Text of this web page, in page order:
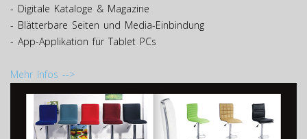
- Digitale Kataloge & Magazine
- Blätterbare Seiten und Media-Einbindung
- App-Applikation für Tablet PCs
Mehr Infos -->